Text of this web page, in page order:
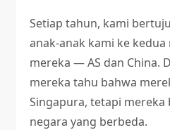
Setiap tahun, kami
anak-anak kami ke
mereka — AS dan China.
mereka tahu bahwa
Singapura, tetapi mereka
negara yang berbeda.